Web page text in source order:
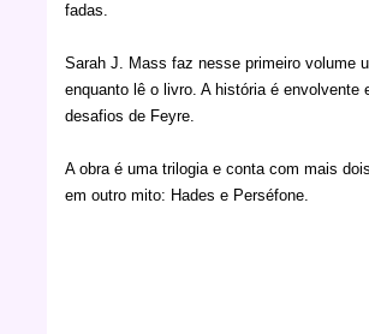
fadas.
Sarah J. Mass faz nesse primeiro volume
enquanto lê o livro. A história é
desafios de Feyre.
A obra é uma trilogia e conta com mais
em outro mito: Hades e Perséfone.